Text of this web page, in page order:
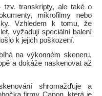
tzv. transkripty, ale také o
mikrofilmy nebo
Vzhledem k tomu, že
vyžadují speciální balení
k jejich poškození.
na výkonném skeneru,
a dokáže naskenovat až
shromažďuje a